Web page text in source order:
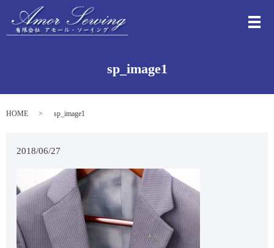
メ
sp_image1
HOME sp_image1
2018/06/27